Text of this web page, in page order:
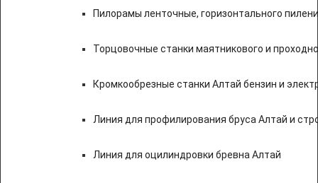
Пилорамы ленточные, горизонтального
Торцовочные станки маятникового и
Кромкообрезные станки Алтай бензин и
Линия для профилирования бруса Алтай и
Линия для оцилиндровки бревна Алтай